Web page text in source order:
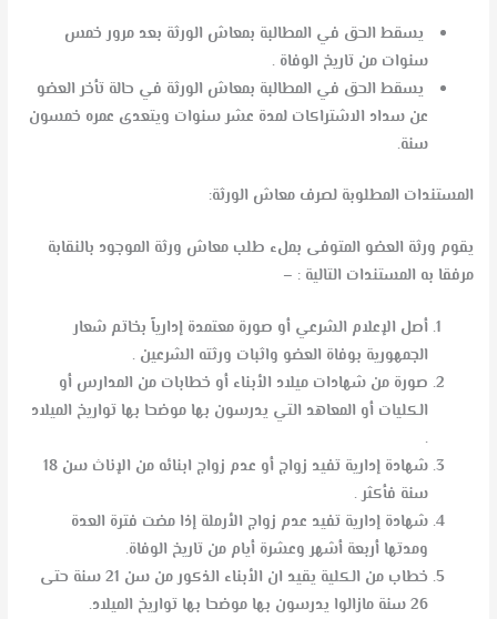
يسقط الحق في المطالبة بمعاش الورثة بعد مرور خمس
سنوات من تاريخ الوفاة .
يسقط الحق في المطالبة بمعاش الورثة في حالة تأخر العضو
عن سداد الاشتراكات لمدة عشر سنوات ويتعدى عمره خمسون
سنة.
المستندات المطلوبة لصرف معاش الورثة:
يقوم ورثة العضو المتوفى بملء طلب معاش ورثة الموجود بالنقابة
مرفقا به المستندات التالية : –
أصل الإعلام الشرعي أو صورة معتمدة إدارياً بخاتم شعار
الجمهورية بوفاة العضو واثبات ورثته الشرعين .
صورة من شهادات ميلاد الأبناء أو خطابات من المدارس أو
الكليات أو المعاهد التي يدرسون بها موضحا بها تواريخ الميلاد
.
شهادة إدارية تفيد زواج أو عدم زواج ابنائه من الإناث سن 18
سنة فأكثر .
شهادة إدارية تفيد عدم زواج الأرملة إذا مضت فترة العدة
ومدتها أربعة أشهر وعشرة أيام من تاريخ الوفاة.
خطاب من الكلية يقيد ان الأبناء الذكور من سن 21 سنة حتى
26 سنة مازالوا يدرسون بها موضحا بها تواريخ الميلاد.